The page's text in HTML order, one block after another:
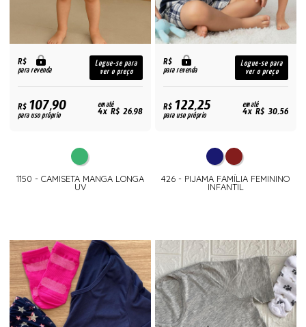
R$
para revenda
Logue-se para
ver o preço
R$107,90
para uso próprio
em até
4x R$ 26,98
1150 - CAMISETA MANGA LONGA
UV
R$
para revenda
Logue-se para
ver o preço
R$122,25
para uso próprio
em até
4x R$ 30,56
426 - PIJAMA FAMÍLIA FEMININO
INFANTIL